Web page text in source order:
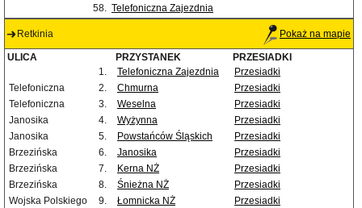
58. Telefoniczna Zajezdnia
Retkinia Pokaż na mapie
ULICA PRZYSTANEK
PRZESIADKI
1.
Telefoniczna Zajezdnia
Przesiadki
Telefoniczna
2. Chmurna
Przesiadki
Telefoniczna
3. Weselna
Przesiadki
Janosika
4. Wyżynna
Przesiadki
Janosika
5. Powstańców Śląskich
Przesiadki
Brzezińska
6. Janosika
Przesiadki
Brzezińska
7. Kerna NŻ
Przesiadki
Brzezińska
8. Śnieżna NŻ
Przesiadki
Wojska Polskiego
9. Łomnicka NŻ
Przesiadki